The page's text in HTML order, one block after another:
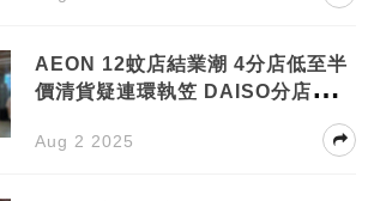
AEON 12蚊店結業潮 4分店低至半
價清貨疑連環執笠 DAISO分店宣布
Aug 2 2025